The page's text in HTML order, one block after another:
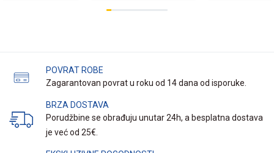
POVRAT ROBE
Zagarantovan povrat u roku od 14 dana od isporuke.
BRZA DOSTAVA
Porudžbine se obrađuju unutar 24h, a besplatna dostava
je već od 25€.